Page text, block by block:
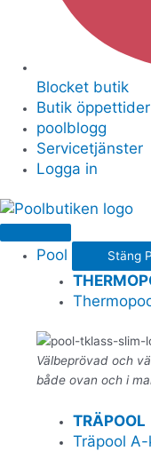
Blocket butik
Butik öppettider
poolblogg
Servicetjänster
Logga in
Pool Stäng
Välbeprövad och
både ovan och i
TRÄPOOL
Träpool